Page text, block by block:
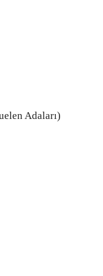
Adaları)